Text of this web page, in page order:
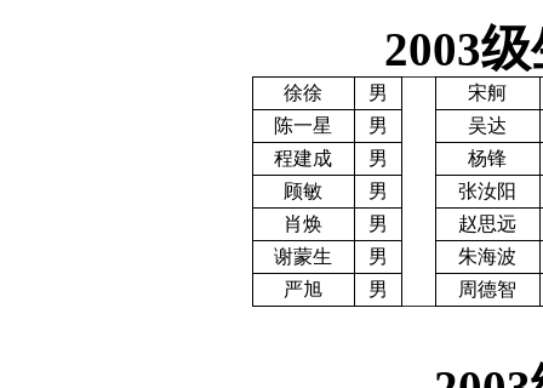
2003级
徐徐 男
宋舸
陈一星
男
吴达
程建成
男
杨锋
顾敏
男
张汝阳
肖焕
男
赵思远
谢蒙生
男
朱海波
严旭
男 周德智